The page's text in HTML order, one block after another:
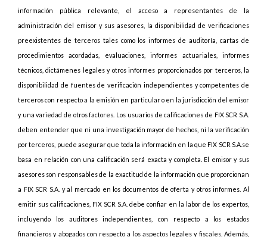
información pública relevante, el acceso a representantes de la
administración del emisor y sus asesores, la disponibilidad de verificaciones
preexistentes de terceros tales como los informes de auditoría, cartas de
procedimientos acordadas, evaluaciones, informes actuariales, informes
técnicos, dictámenes legales y otros informes proporcionados por terceros, la
disponibilidad de fuentes de verificación independientes y competentes de
terceros con respecto a la emisión en particular o en la jurisdicción del emisor
y una variedad de otros factores. Los usuarios de calificaciones de FIX SCR S.A.
deben entender que ni una investigación mayor de hechos, ni la verificación
por terceros, puede asegurar que toda la información en la que FIX SCR S.A.se
basa en relación con una calificación será exacta y completa. El emisor y sus
asesores son responsables de la exactitud de la información que proporcionan
a FIX SCR S.A. y al mercado en los documentos de oferta y otros informes. Al
emitir sus calificaciones, FIX SCR S.A. debe confiar en la labor de los expertos,
incluyendo los auditores independientes, con respecto a los estados
financieros y abogados con respecto a los aspectos legales y fiscales. Además,